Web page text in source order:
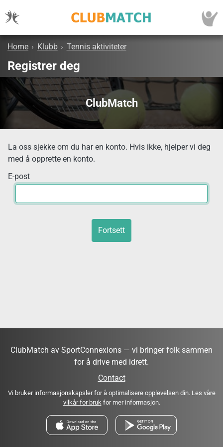
Home › Klubb › Tennis aktiviteter
Registrer deg
ClubMatch
La oss sjekke om du har en konto. Hvis ikke, hjelper vi deg
med å opprette en konto.
E-post
Fortsett
ClubMatch av SportConnexions — vi bringer folk sammen
for å drive med idrett.
Contact
Vi bruker informasjonskapsler for å optimalisere opplevelsen din. Les våre
vilkår for brukfor mer informasjon.